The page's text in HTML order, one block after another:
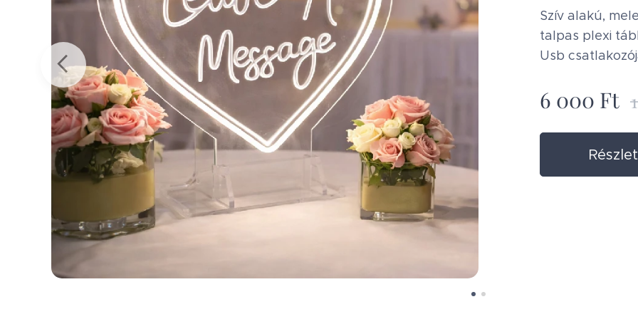
megvilágított,
felirattal.
a hozzá
powerbankra
cm Működési idő